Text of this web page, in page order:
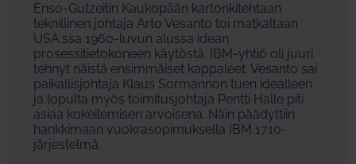
Enso-Gutzeitin Kaukopään kartonkitehtaan
teknillinen johtaja Arto Vesanto toi matkaltaan
USA:ssa 1960-luvun alussa idean
prosessitietokoneen käytöstä. IBM-yhtiö oli juuri
tehnyt näistä ensimmäiset kappaleet. Vesanto sai
paikallisjohtaja Klaus Sormannon tuen idealleen
ja lopulta myös toimitusjohtaja Pentti Halle piti
asiaa kokeilemisen arvoisena. Näin päädyttiin
hankkimaan vuokrasopimuksella IBM 1710-
järjestelmä.